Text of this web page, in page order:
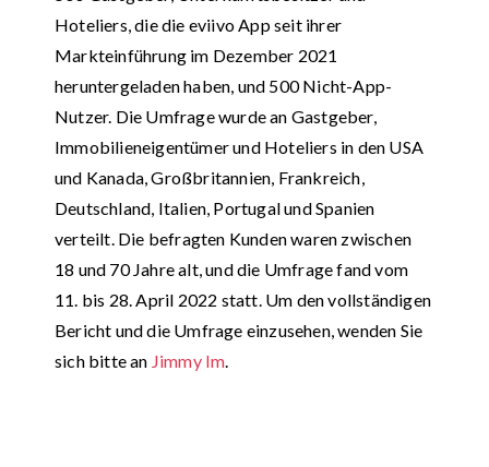
Hoteliers, die die eviivo App seit ihrer
Markteinführung im Dezember 2021
heruntergeladen haben, und 500 Nicht-App-
Nutzer. Die Umfrage wurde an Gastgeber,
Immobilieneigentümer und Hoteliers in den USA
und Kanada, Großbritannien, Frankreich,
Deutschland, Italien, Portugal und Spanien
verteilt. Die befragten Kunden waren zwischen
18 und 70 Jahre alt, und die Umfrage fand vom
11. bis 28. April 2022 statt. Um den vollständigen
Bericht und die Umfrage einzusehen, wenden Sie
sich bitte an Jimmy Im.